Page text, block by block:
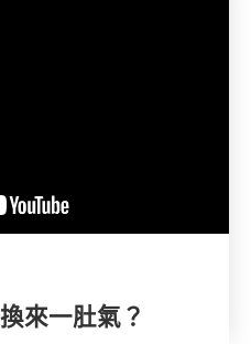
來一肚氣？